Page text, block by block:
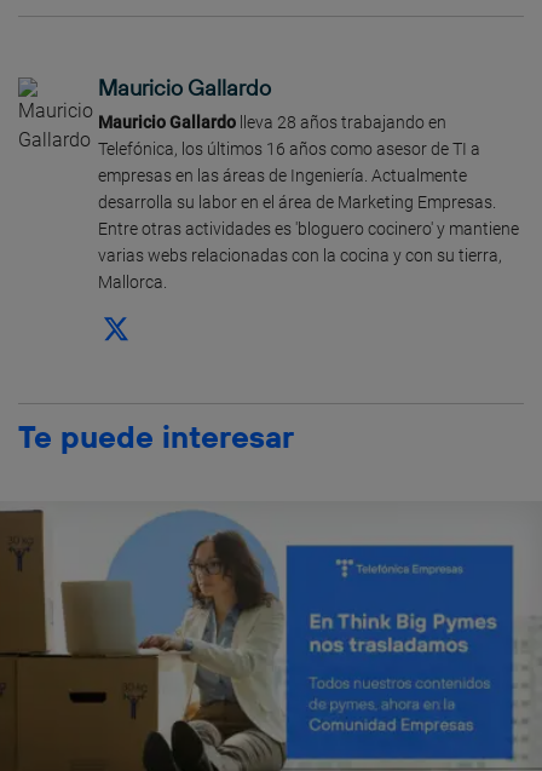
Mauricio Gallardo
Mauricio Gallardo lleva 28 años trabajando en
Telefónica, los últimos 16 años como asesor de TI a
empresas en las áreas de Ingeniería. Actualmente
desarrolla su labor en el área de Marketing Empresas.
Entre otras actividades es 'bloguero cocinero' y mantiene
varias webs relacionadas con la cocina y con su tierra,
Mallorca.
Te puede interesar